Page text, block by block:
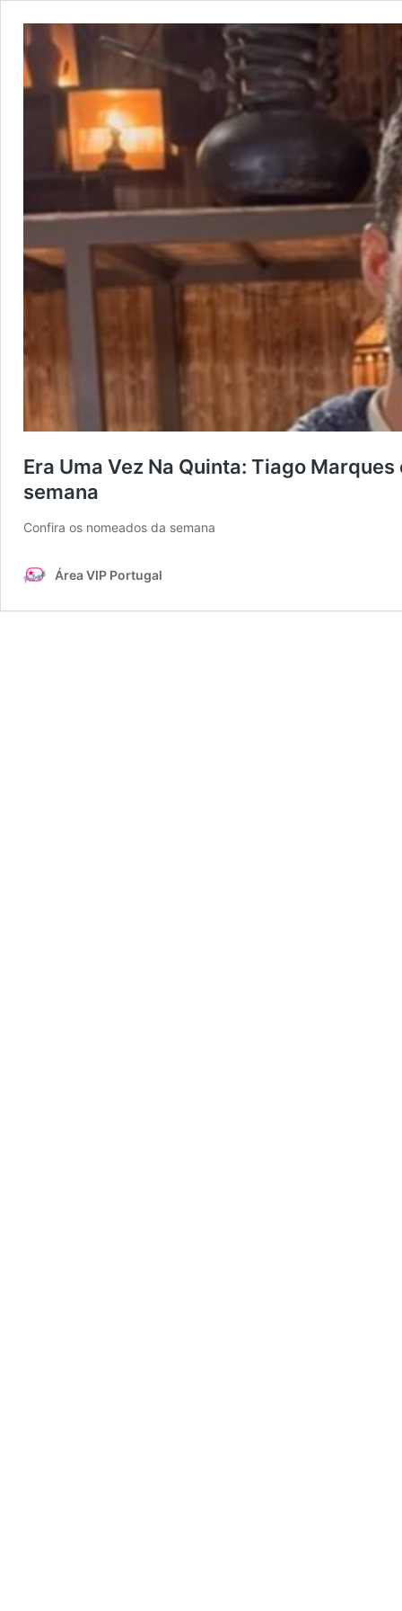
Era Uma Vez Na Quinta: Tiago
semana
Confira os nomeados da semana
Área VIP Portugal